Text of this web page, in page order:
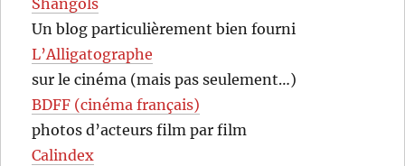
Shangols
Un blog particulièrement bien fourni
L’Alligatographe
sur le cinéma (mais pas seulement…)
BDFF (cinéma français)
photos d’acteurs film par film
Calindex